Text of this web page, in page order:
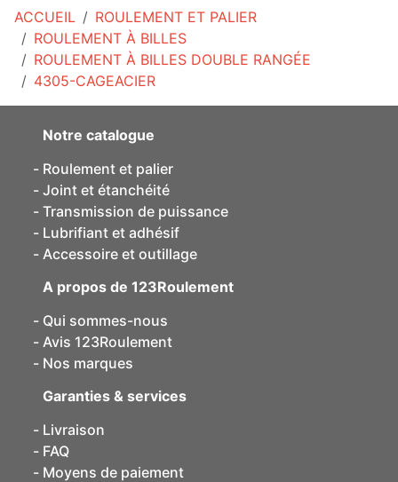
ACCUEIL
ROULEMENT ET PALIER
ROULEMENT À BILLES
ROULEMENT À BILLES DOUBLE RANGÉE
4305-CAGEACIER
Notre catalogue
Roulement et palier
Joint et étanchéité
Transmission de puissance
Lubrifiant et adhésif
Accessoire et outillage
A propos de 123Roulement
Qui sommes-nous
Avis 123Roulement
Nos marques
Garanties & services
Livraison
FAQ
Moyens de paiement